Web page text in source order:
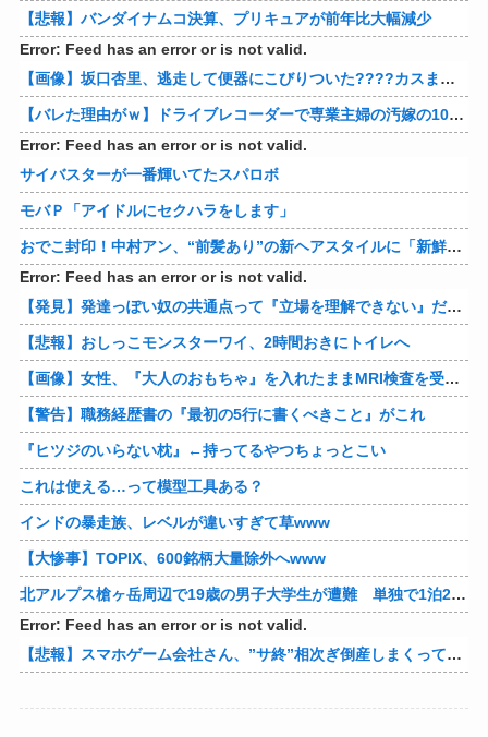
【悲報】バンダイナムコ決算、プリキュアが前年比大幅減少
Error: Feed has an error or is not valid.
【画像】坂口杏里、逃走して便器にこびりついた????カスまで晒されるwww
【バレた理由がｗ】ドライブレコーダーで専業主婦の汚嫁の10年越し不倫発覚！制裁の詳細がコレｗｗｗｗｗ 他
Error: Feed has an error or is not valid.
サイバスターが一番輝いてたスパロボ
モバＰ「アイドルにセクハラをします」
おでこ封印！中村アン、“前髪あり”の新ヘアスタイルに「新鮮でたまらん」の声【画像】
Error: Feed has an error or is not valid.
【発見】発達っぽい奴の共通点って『立場を理解できない』だよな
【悲報】おしっこモンスターワイ、2時間おきにトイレへ
【画像】女性、『大人のおもちゃ』を入れたままMRI検査を受けた結果 →
【警告】職務経歴書の『最初の5行に書くべきこと』がこれ
『ヒツジのいらない枕』←持ってるやつちょっとこい
これは使える…って模型工具ある？
インドの暴走族、レベルが違いすぎて草www
【大惨事】TOPIX、600銘柄大量除外へwww
北アルプス槍ヶ岳周辺で19歳の男子大学生が遭難 単独で1泊2日の予定で入山も連絡取れず 警察が9日以降捜索予定
Error: Feed has an error or is not valid.
【悲報】スマホゲーム会社さん、”サ終”相次ぎ倒産しまくってる模様